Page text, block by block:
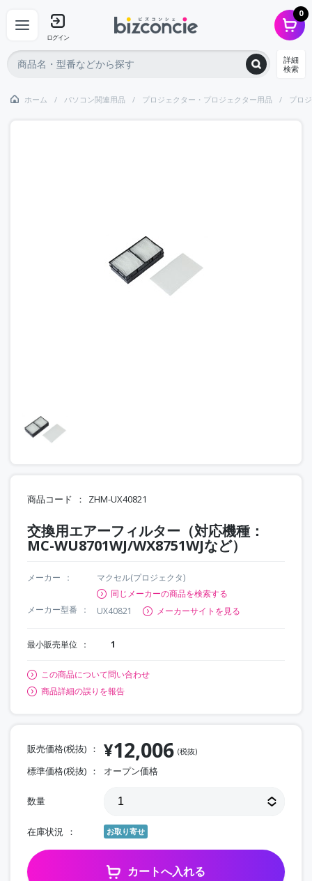
ログイン
0
詳細
検索
ホーム パソコン関連用品 プロジェクター・プロジェクター用品 プロ
商品コード ZHM-UX40821
交換用エアーフィルター（対応機種：
MC-WU8701WJ/WX8751WJなど）
メーカー
マクセル(プロジェクタ)
同じメーカーの商品を検索する
メーカー型番
UX40821 メーカーサイトを見る
最小販売単位 1
この商品について問い合わせ
商品詳細の誤りを報告
販売価格(税抜) ¥12,006 (税抜)
標準価格(税抜) オープン価格
数量
在庫状況 お取り寄せ
カートへ入れる